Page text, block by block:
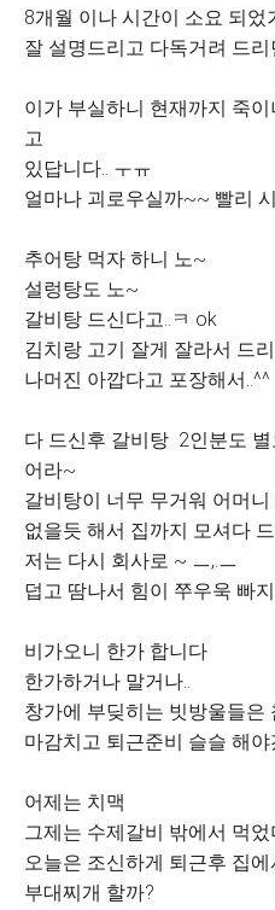
8개월 이나 시간이 소요 되었
잘 설명드리고 다독거려 드리
이가 부실하니 현재까지 죽
고
있답니다.. ㅜㅠ
얼마나 괴로우실까~~ 빨리
추어탕 먹자 하니 노~
설렁탕도 노~
갈비탕 드신다고..ㅋ ok
김치랑 고기 잘게 잘라서 드
나머진 아깝다고 포장해서..^^
다 드신후 갈비탕 2인분도
어라~
갈비탕이 너무 무거워 어머
없을듯 해서 집까지 모셔다
저는 다시 회사로 ~ ㅡ,.ㅡ
덥고 땀나서 힘이 쭈우욱 빠
비가오니 한가 합니다
한가하거나 말거나..
창가에 부딪히는 빗방울들은
마감치고 퇴근준비 슬슬 해
어제는 치맥
그제는 수제갈비 밖에서 먹었
오늘은 조신하게 퇴근후 집
부대찌개 할까?